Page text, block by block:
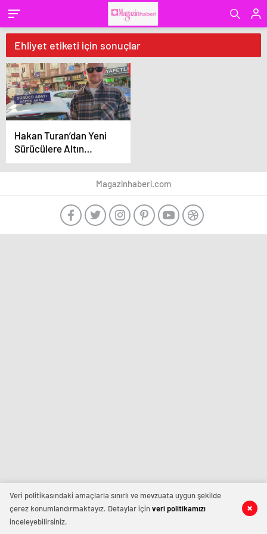
Ehliyet etiketi için sonuçlar
Hakan Turan’dan Yeni
Sürücülere Altın
Değerinde Tavsiyeler
Magazinhaberi.com
Veri politikasındaki amaçlarla sınırlı ve mevzuata uygun şekilde
çerez konumlandırmaktayız. Detaylar içinveri politikamızı
inceleyebilirsiniz.